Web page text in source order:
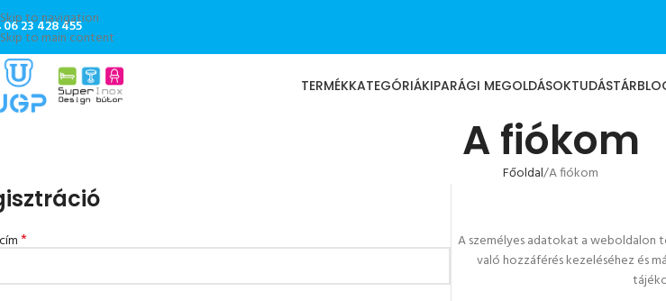
Skip to navigation
Skip to main content
06 23 428 455
TERMÉKKATEGÓRIÁKIPARÁGI MEGOLDÁSOKTUDÁSTÁR
A fiókom
Főoldal A fiókom
*
A személyes adatokat a weboldalon
való hozzáférés kezeléséhez és